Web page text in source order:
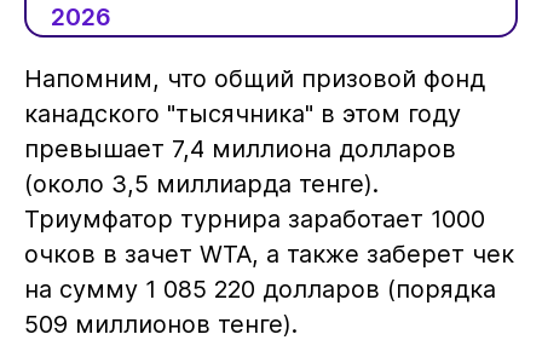
2026
Напомним, что общий призовой фонд
канадского "тысячника" в этом году
превышает 7,4 миллиона долларов
(около 3,5 миллиарда тенге).
Триумфатор турнира заработает 1000
очков в зачет WTA, а также заберет чек
на сумму 1 085 220 долларов (порядка
509 миллионов тенге).